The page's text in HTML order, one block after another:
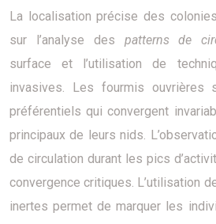
La localisation précise des
sur l’analyse des patterns de
surface et l’utilisation de
invasives. Les fourmis ouvrières
préférentiels qui convergent
principaux de leurs nids.
de circulation durant les pics
convergence critiques. L’utilisation
inertes permet de marquer les